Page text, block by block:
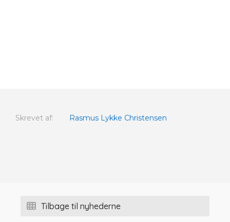
Skrevet af: Rasmus Lykke Christensen
Tilbage til nyhederne